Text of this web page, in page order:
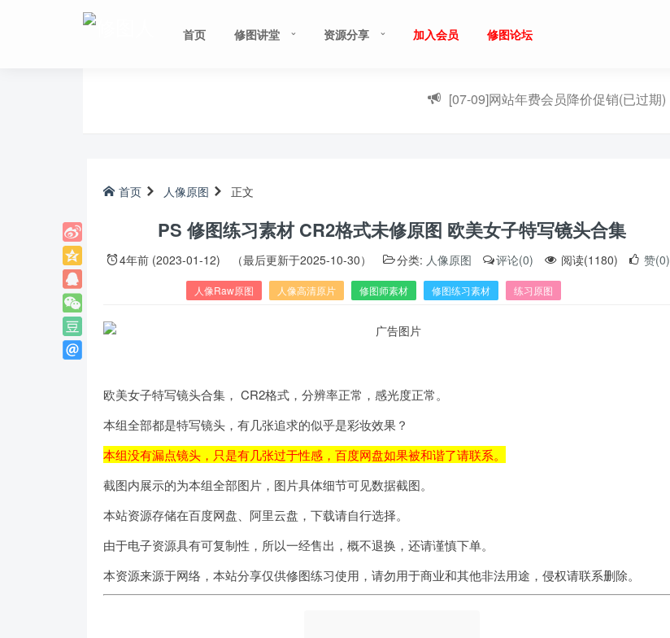
首页 修图讲堂 资源分享 加入会员 修图论坛
[07-09]网站年费会员降价促销(已过期)
首页 人像原图 正文
PS 修图练习素材 CR2格式未修原图 欧美女子特写镜头合集
4年前 (2023-01-12) （最后更新于2025-10-30） 分类: 人像原图 评论(0) 阅读(1180) 赞(0)
人像Raw原图 人像高清原片 修图师素材 修图练习素材 练习原图
欧美女子特写镜头合集， CR2格式，分辨率正常，感光度正常。
本组全部都是特写镜头，有几张追求的似乎是彩妆效果？
本组没有漏点镜头，只是有几张过于性感，百度网盘如果被和谐了请联系。
截图内展示的为本组全部图片，图片具体细节可见数据截图。
本站资源存储在百度网盘、阿里云盘，下载请自行选择。
由于电子资源具有可复制性，所以一经售出，概不退换，还请谨慎下单。
本资源来源于网络，本站分享仅供修图练习使用，请勿用于商业和其他非法用途，侵权请联系删除。